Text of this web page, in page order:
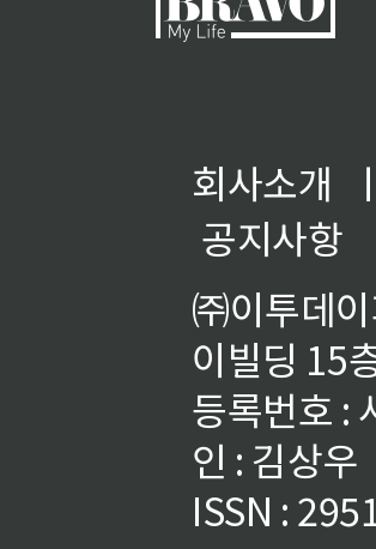
회사소개 ㅣ
공지사항
㈜이투데
이빌딩 15
등록번호 :
인 : 김상우
ISSN :